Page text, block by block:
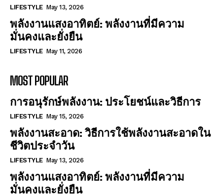
LIFESTYLE May 13, 2026
พลังงานแสงอาทิตย์: พลังงานที่มีความ
มั่นคงและยั่งยืน
LIFESTYLE May 11, 2026
MOST POPULAR
การอนุรักษ์พลังงาน: ประโยชน์และวิธีการ
LIFESTYLE May 15, 2026
พลังงานสะอาด: วิธีการใช้พลังงานสะอาดใน
ชีวิตประจำวัน
LIFESTYLE May 13, 2026
พลังงานแสงอาทิตย์: พลังงานที่มีความ
มั่นคงและยั่งยืน